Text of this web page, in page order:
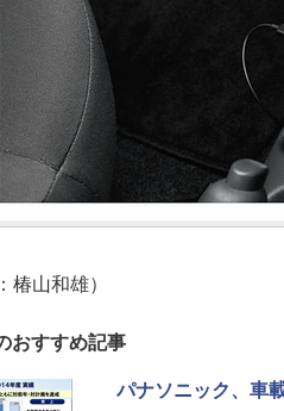
椿山和雄）
おすすめ記事
パナソニック、車